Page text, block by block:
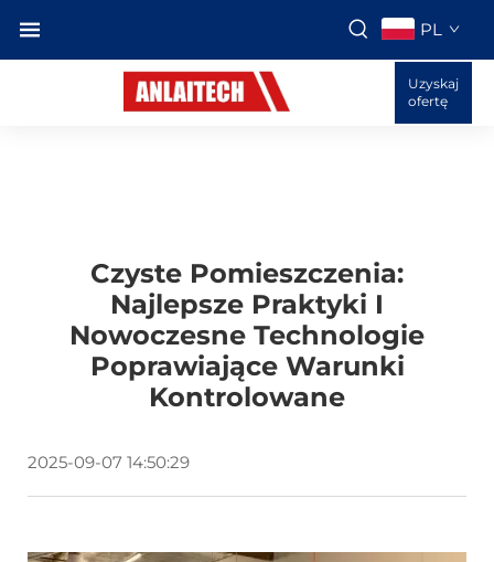
PL
Uzyskaj
ofertę
Czyste Pomieszczenia:
Najlepsze Praktyki I
Nowoczesne Technologie
Poprawiające Warunki
Kontrolowane
2025-09-07 14:50:29